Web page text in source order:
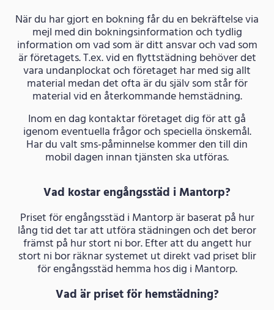
När du har gjort en bokning får du en bekräftelse via
mejl med din bokningsinformation och tydlig
information om vad som är ditt ansvar och vad som
är företagets. T.ex. vid en flyttstädning behöver det
vara undanplockat och företaget har med sig allt
material medan det ofta är du själv som står för
material vid en återkommande hemstädning.
Inom en dag kontaktar företaget dig för att gå
igenom eventuella frågor och speciella önskemål.
Har du valt sms-påminnelse kommer den till din
mobil dagen innan tjänsten ska utföras.
Vad kostar engångsstäd i Mantorp?
Priset för engångsstäd i Mantorp är baserat på hur
lång tid det tar att utföra städningen och det beror
främst på hur stort ni bor. Efter att du angett hur
stort ni bor räknar systemet ut direkt vad priset blir
för engångsstäd hemma hos dig i Mantorp.
Vad är priset för hemstädning?